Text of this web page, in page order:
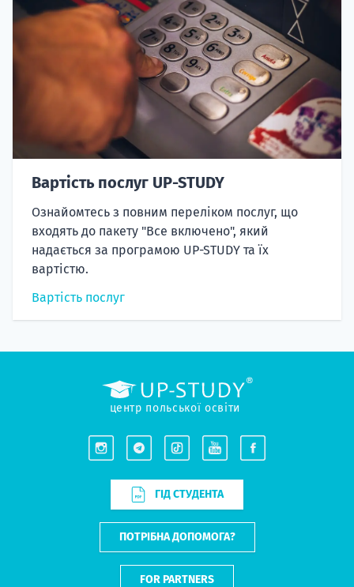
Вартість послуг UP-STUDY
Ознайомтесь з повним переліком послуг, що
входять до пакету "Все включено", який
надається за програмою UP-STUDY та їх
вартістю.
Вартість послуг
центр польської освіти
ГІД СТУДЕНТА
ПОТРІБНА ДОПОМОГА?
FOR PARTNERS